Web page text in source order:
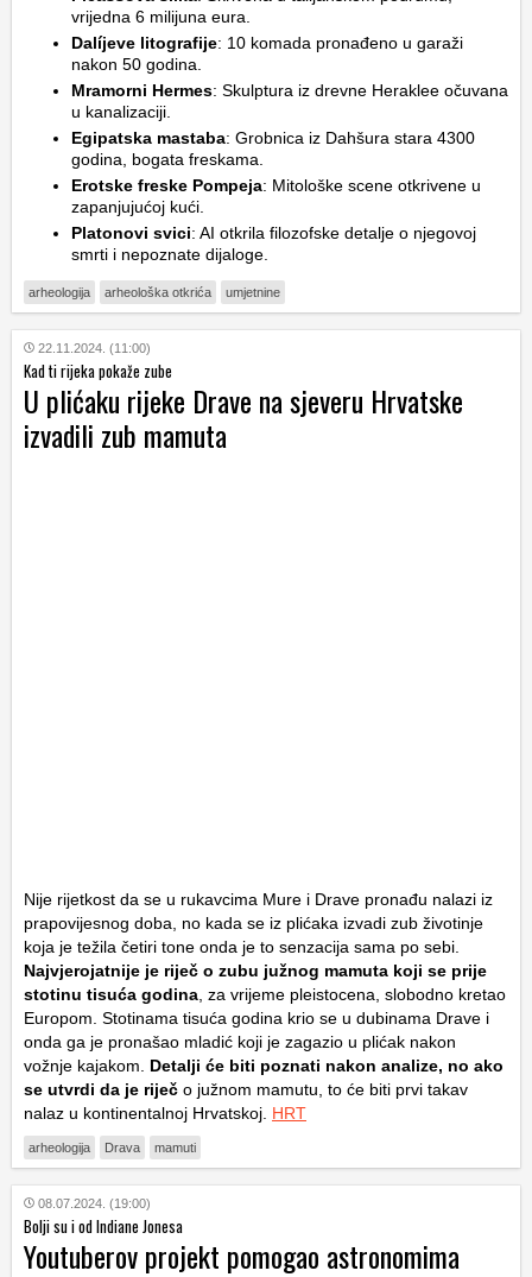
vrijedna 6 milijuna eura.
Dalíjeve litografije: 10 komada pronađeno u garaži
nakon 50 godina.
Mramorni Hermes: Skulptura iz drevne Heraklee očuvana
u kanalizaciji.
Egipatska mastaba: Grobnica iz Dahšura stara 4300
godina, bogata freskama.
Erotske freske Pompeja: Mitološke scene otkrivene u
zapanjujućoj kući.
Platonovi svici: AI otkrila filozofske detalje o njegovoj
smrti i nepoznate dijaloge.
arheologija arheološka otkrića umjetnine
22.11.2024. (11:00)
Kad ti rijeka pokaže zube
U plićaku rijeke Drave na sjeveru Hrvatske
izvadili zub mamuta
Nije rijetkost da se u rukavcima Mure i Drave pronađu nalazi iz
prapovijesnog doba, no kada se iz plićaka izvadi zub životinje
koja je težila četiri tone onda je to senzacija sama po sebi.
Najvjerojatnije je riječ o zubu južnog mamuta koji se prije
stotinu tisuća godina, za vrijeme pleistocena, slobodno kretao
Europom. Stotinama tisuća godina krio se u dubinama Drave i
onda ga je pronašao mladić koji je zagazio u plićak nakon
vožnje kajakom. Detalji će biti poznati nakon analize, no ako
se utvrdi da je riječ o južnom mamutu, to će biti prvi takav
nalaz u kontinentalnoj Hrvatskoj. HRT
arheologija Drava mamuti
08.07.2024. (19:00)
Bolji su i od Indiane Jonesa
Youtuberov projekt pomogao astronomima